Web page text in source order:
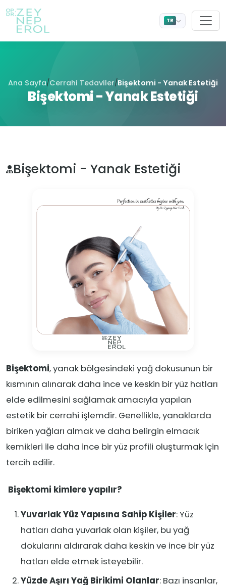
TR
Ana Sayfa/Cerrahi Tedaviler/Bişektomi - Yanak Estetiği
Bişektomi - Yanak Estetiği
Bişektomi - Yanak Estetiği
Bişektomi, yanak bölgesindeki yağ dokusunun bir
kısmının alınarak daha ince ve keskin bir yüz hatları
elde edilmesini sağlamak amacıyla yapılan
estetik bir cerrahi işlemdir. Genellikle, yanaklarda
biriken yağları almak ve daha belirgin elmacık
kemikleri ile daha ince bir yüz profili oluşturmak için
tercih edilir.
Bişektomi kimlere yapılır?
Yuvarlak Yüz Yapısına Sahip Kişiler: Yüz
hatları daha yuvarlak olan kişiler, bu yağ
dokularını aldırarak daha keskin ve ince bir yüz
hatları elde etmek isteyebilir.
Yüzde Aşırı Yağ Birikimi Olanlar: Bazı insanlar,